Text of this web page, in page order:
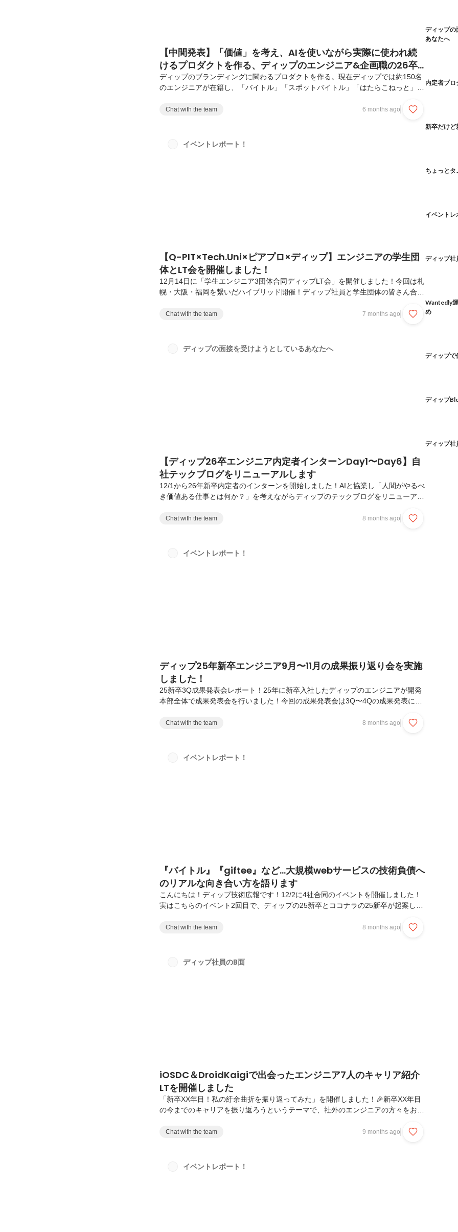
【中間発表】「価値」を考え、AIを使いながら実際に使われ続
けるプロダクトを作る、ディップのエンジニア&企画職の26卒
内定者インターン
ディップのブランディングに関わるプロダクトを作る。現在ディップでは約150名
のエンジニアが在籍し、「バイトル」「スポットバイトル」「はたらこねっと」な
開発を行っています。今回は12月から26卒の内定者エンジニア7名、プロダクト企
何を作るかから自分たちで決め、開発まで行うインターンシップです。エンジニア
Chat with the team 6 months ago
イベントレポート！
【Q-PIT×Tech.Uni×ピアプロ×ディップ】エンジニアの学生団
体とLT会を開催しました！
12月14日に「学生エンジニア3団体合同ディップLT会」を開催しました！今回は札
幌・大阪・福岡を繋いだハイブリッド開催！ディップ社員と学生団体の皆さん合わ
行いました。🎤 ディップ社員によるLTダイジェスト！🔈プロフェッショナルへの
と価値向上に取り組んでいる廣重さん。技術力があるのは大前提で、その上で「ビ
Chat with the team 7 months ago
ディップの面接を受けようとしているあなたへ
【ディップ26卒エンジニア内定者インターンDay1〜Day6】自
社テックブログをリニューアルします
12/1から26年新卒内定者のインターンを開始しました！AIと協業し「人間がやるべ
き価値ある仕事とは何か？」を考えながらディップのテックブログをリニューアル
のテックブログサイト。企画立案から開発実装まで行います🌟📌Day1 ディップ
発組織・DevRelとは・メンター紹介Day1はインターンを開始する上で重要な基礎
Chat with the team 8 months ago
イベントレポート！
ディップ25年新卒エンジニア9月〜11月の成果振り返り会を実施
しました！
25新卒3Q成果発表会レポート！25年に新卒入社したディップのエンジニアが開発
本部全体で成果発表会を行いました！今回の成果発表会は3Q〜4Qの成果発表にな
的に出せない部分がありますのでご了承ください🙏📌植松さん (バイトル/バック
レベルの理解が深まったりと、実装力が大きく向上しました！4Qでは「待ち」か
Chat with the team 8 months ago
イベントレポート！
『バイトル』『giftee』など...大規模webサービスの技術負債へ
のリアルな向き合い方を語ります
こんにちは！ディップ技術広報です！12/2に4社合同のイベントを開催しました！
実はこちらのイベント2回目で、ディップの25新卒とココナラの25新卒が起案して
を現場のエンジニアで共有しました🙌📌砂原 千里さん（ディップ株式会社）「シ
誰も手がつけられない古代遺産になってしまうのが怖いところ・ディップにおける
Chat with the team 8 months ago
ディップ社員のB面
iOSDC＆DroidKaigiで出会ったエンジニア7人のキャリア紹介
LTを開催しました
「新卒XX年目！私の紆余曲折を振り返ってみた」を開催しました！🎉新卒XX年目
の今までのキャリアを振り返ろうというテーマで、社外のエンジニアの方々をお招
DroidKaigiで募り、その場で登壇を決めてくださった7人です！詳細⬇️多くの若手エ
す。当日は、新卒1年目から社会人10年目まで、多様なバックグラウンドを持つ7
Chat with the team 9 months ago
イベントレポート！
ディップの
あなたへ
内定者ブロ
新卒だけど
ちょっとタ
イベントレ
ディップ社
Wantedly
め
ディップで
ディップ
ディップ社